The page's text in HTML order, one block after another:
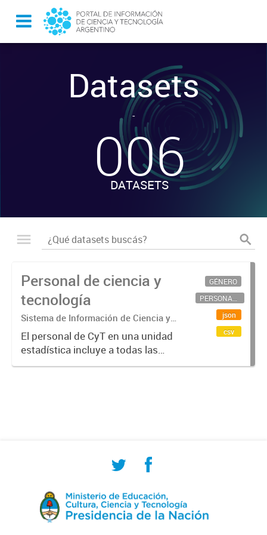
Datasets
-
006
DATASETS
Personal de ciencia y
tecnología
Sistema de Información de Ciencia y
Tecnología Argentino (SICYTAR)
El personal de CyT en una unidad
estadística incluye a todas las
personas involucradas
GÉNERO
PERSONAL CIENTÍFICO-TECNOLÓGICO
json
csv